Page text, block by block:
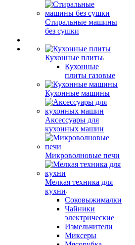
Стиральные машины
без сушки
Кухонные плиты
Кухонные
плиты газовые
Кухонные машины
Аксессуары для
кухонных машин
Микроволновые печи
Мелкая техника для
кухни
Соковыжималки
Чайники
электрические
Измельчители
Миксеры